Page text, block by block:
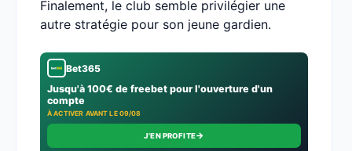
Finalement, le club semble privilégier une
autre stratégie pour son jeune gardien.
Bet365
Jusqu'à 100€ de freebet pour l'ouverture d'un
compte
À ACTIVER AVANT LE 09/08
J'EN PROFITE→